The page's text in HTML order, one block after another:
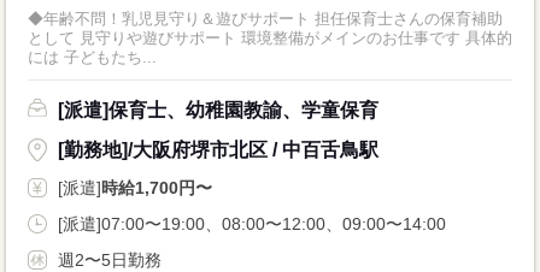
◆年齢不問！乳児見守り＆遊びサポート 担任保育士さんの保育補助
として 見守りや遊びサポート 環境整備がメインのお仕事です 具体的
には 子どもたち...
[派遣]保育士、幼稚園教諭、学童保育
[勤務地]/大阪府堺市北区 / 中百舌鳥駅
[派遣]時給1,700円〜
[派遣]07:00〜19:00、08:00〜12:00、09:00〜14:00
週2〜5日勤務